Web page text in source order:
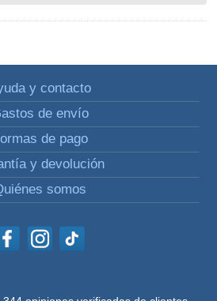
y contacto
de envío
de pago
y devolución
somos